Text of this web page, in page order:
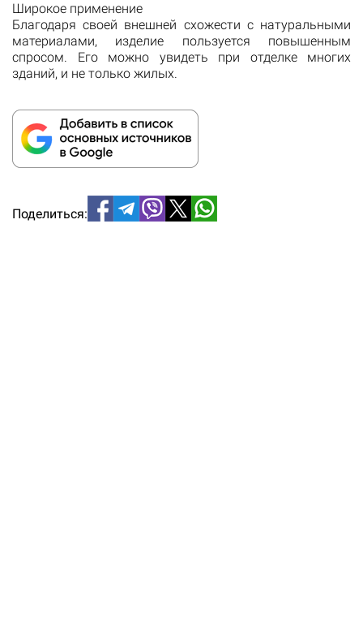
Широкое применение
Благодаря своей внешней схожести с натуральными
материалами, изделие пользуется повышенным
спросом. Его можно увидеть при отделке многих
зданий, и не только жилых.
Поделиться: